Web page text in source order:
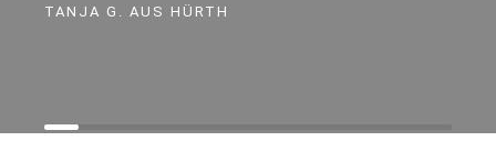
TANJA G. AUS HÜRTH